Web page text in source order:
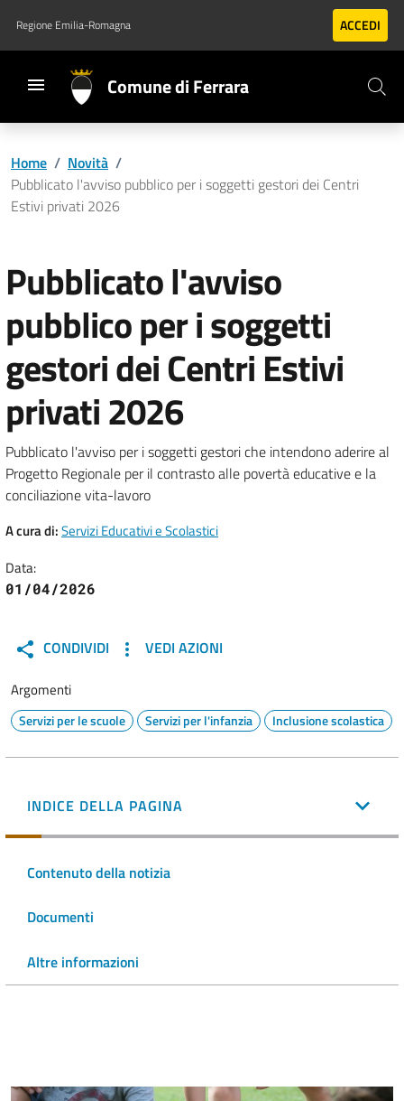
Vai al contenuto principale
Vai al footer
Regione Emilia-Romagna ACCEDI
Comune di Ferrara
Home / Novità /
Pubblicato l'avviso pubblico per i soggetti gestori dei Centri
Estivi privati 2026
Pubblicato l'avviso
pubblico per i soggetti
gestori dei Centri Estivi
privati 2026
Pubblicato l'avviso per i soggetti gestori che intendono aderire al
Progetto Regionale per il contrasto alle povertà educative e la
conciliazione vita-lavoro
A cura di:Servizi Educativi e Scolastici
Data:
01/04/2026
CONDIVIDI VEDI AZIONI
Argomenti
Servizi per le scuole Servizi per l'infanzia Inclusione scolastica
INDICE DELLA PAGINA
Contenuto della notizia
Documenti
Altre informazioni